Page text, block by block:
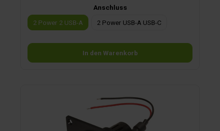
Anschluss
2 Power 2 USB-A
2 Power USB-A USB-C
In den Warenkorb